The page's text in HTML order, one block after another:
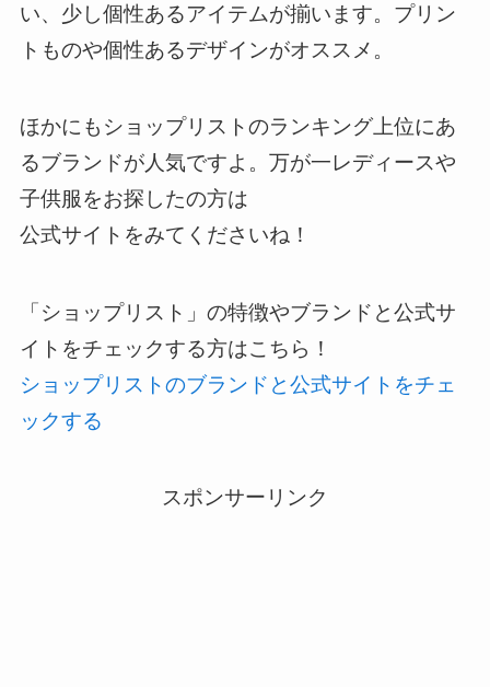
い、少し個性あるアイテムが揃います。プリン
トものや個性あるデザインがオススメ。
ほかにもショップリストのランキング上位にあ
るブランドが人気ですよ。万が一レディースや
子供服をお探したの方は
公式サイトをみてくださいね！
「ショップリスト」の特徴やブランドと公式サ
イトをチェックする方はこちら！
ショップリストのブランドと公式サイトをチェ
ックする
スポンサーリンク